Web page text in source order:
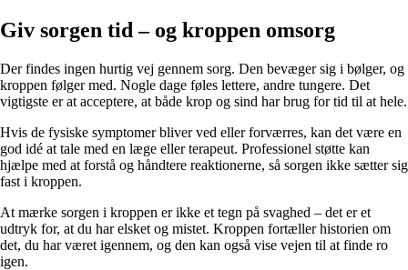
Giv sorgen tid – og kroppen omsorg
Der findes ingen hurtig vej gennem sorg. Den bevæger sig i bølger, og
kroppen følger med. Nogle dage føles lettere, andre tungere. Det
vigtigste er at acceptere, at både krop og sind har brug for tid til at hele.
Hvis de fysiske symptomer bliver ved eller forværres, kan det være en
god idé at tale med en læge eller terapeut. Professionel støtte kan
hjælpe med at forstå og håndtere reaktionerne, så sorgen ikke sætter sig
fast i kroppen.
At mærke sorgen i kroppen er ikke et tegn på svaghed – det er et
udtryk for, at du har elsket og mistet. Kroppen fortæller historien om
det, du har været igennem, og den kan også vise vejen til at finde ro
igen.